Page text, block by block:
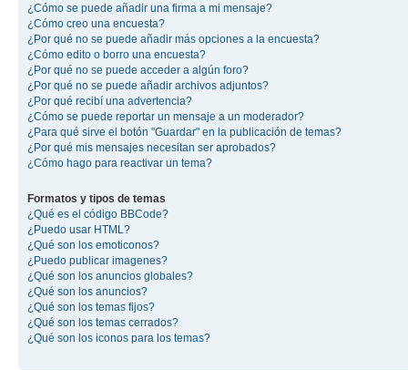
¿Cómo se puede añadir una firma a mi mensaje?
¿Cómo creo una encuesta?
¿Por qué no se puede añadir más opciones a la encuesta?
¿Cómo edito o borro una encuesta?
¿Por qué no se puede acceder a algún foro?
¿Por qué no se puede añadir archivos adjuntos?
¿Por qué recibí una advertencia?
¿Cómo se puede reportar un mensaje a un moderador?
¿Para qué sirve el botón "Guardar" en la publicación de temas?
¿Por qué mis mensajes necesitan ser aprobados?
¿Cómo hago para reactivar un tema?
Formatos y tipos de temas
¿Qué es el código BBCode?
¿Puedo usar HTML?
¿Qué son los emoticonos?
¿Puedo publicar imagenes?
¿Qué son los anuncios globales?
¿Qué son los anuncios?
¿Qué son los temas fijos?
¿Qué son los temas cerrados?
¿Qué son los iconos para los temas?